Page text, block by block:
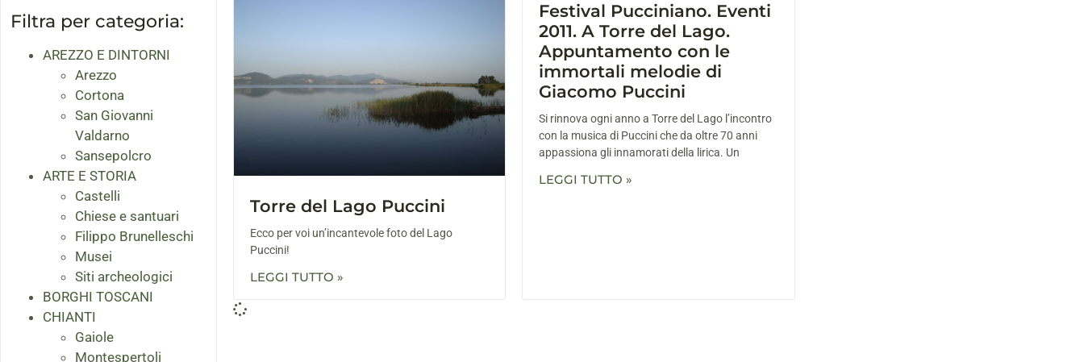
Filtra per categoria:
AREZZO E DINTORNI
Arezzo
Cortona
San Giovanni
Valdarno
Sansepolcro
ARTE E STORIA
Castelli
Chiese e santuari
Filippo Brunelleschi
Musei
Siti archeologici
BORGHI TOSCANI
CHIANTI
Gaiole
Montespertoli
Torre del Lago Puccini
Ecco per voi un’incantevole foto del Lago
Puccini!
LEGGI TUTTO »
Festival Pucciniano. Eventi
2011. A Torre del Lago.
Appuntamento con le
immortali melodie di
Giacomo Puccini
Si rinnova ogni anno a Torre del Lago l’incontro
con la musica di Puccini che da oltre 70 anni
appassiona gli innamorati della lirica. Un
LEGGI TUTTO »